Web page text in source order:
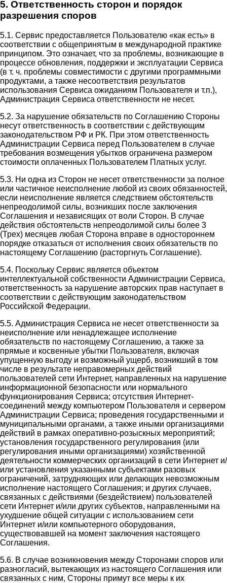
5. Ответственность сторон и порядок
разрешения споров
5.1. Сервис предоставляется Пользователю «как есть» в
соответствии с общепринятым в международной практике
принципом. Это означает, что за проблемы, возникающие в
процессе обновления, поддержки и эксплуатации Сервиса
(в т. ч. проблемы совместимости с другими программными
продуктами, а также несоответствия результатов
использования Сервиса ожиданиям Пользователя и т.п.),
Администрация Сервиса ответственности не несет.
5.2. За нарушение обязательств по Соглашению Стороны
несут ответственность в соответствии с действующим
законодательством РФ и РК. При этом ответственность
Администрации Сервиса перед Пользователем в случае
требования возмещения убытков ограничена размером
стоимости оплаченных Пользователем Платных услуг.
5.3. Ни одна из Сторон не несет ответственности за полное
или частичное неисполнение любой из своих обязанностей,
если неисполнение является следствием обстоятельств
непреодолимой силы, возникших после заключения
Соглашения и независящих от воли Сторон. В случае
действия обстоятельств непреодолимой силы более 3
(Трех) месяцев любая Сторона вправе в одностороннем
порядке отказаться от исполнения своих обязательств по
настоящему Соглашению (расторгнуть Соглашение).
5.4. Поскольку Сервис является объектом
интеллектуальной собственности Администрации Сервиса,
ответственность за нарушение авторских прав наступает в
соответствии с действующим законодательством
Российской Федерации.
5.5. Администрация Сервиса не несет ответственности за
неисполнение или ненадлежащее исполнение
обязательств по настоящему Соглашению, а также за
прямые и косвенные убытки Пользователя, включая
упущенную выгоду и возможный ущерб, возникший в том
числе в результате неправомерных действий
пользователей сети Интернет, направленных на нарушение
информационной безопасности или нормального
функционирования Сервиса; отсутствия Интернет-
соединений между компьютером Пользователя и сервером
Администрации Сервиса; проведения государственными и
муниципальными органами, а также иными организациями
действий в рамках оперативно-розыскных мероприятий;
установления государственного регулирования (или
регулирования иными организациями) хозяйственной
деятельности коммерческих организаций в сети Интернет и/
или установления указанными субъектами разовых
ограничений, затрудняющих или делающих невозможным
исполнение настоящего Соглашения; и других случаев,
связанных с действиями (бездействием) пользователей
сети Интернет и/или других субъектов, направленными на
ухудшение общей ситуации с использованием сети
Интернет и/или компьютерного оборудования,
существовавшей на момент заключения настоящего
Соглашения.
5.6. В случае возникновения между Сторонами споров или
разногласий, вытекающих из настоящего Соглашения или
связанных с ним, Стороны примут все меры к их